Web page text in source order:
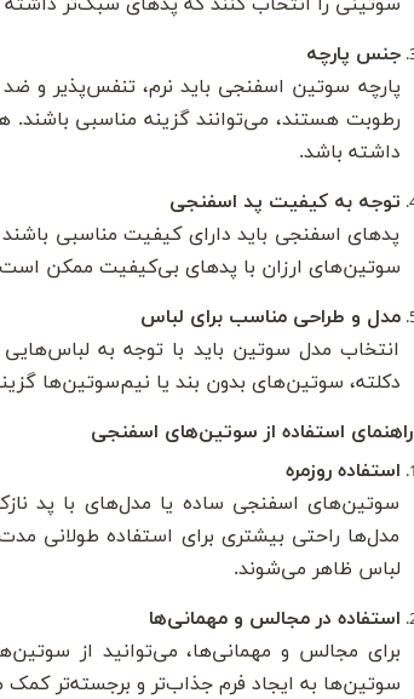
جنس پارچه
پارچه سوتین اسفنجی باید نرم، تنفس‌پذیر و
رطوبت هستند، می‌توانند گزینه مناسبی باشند.
داشته باشد.
توجه به کیفیت پد اسفنجی
پدهای اسفنجی باید دارای کیفیت مناسبی
سوتین‌های ارزان با پدهای بی‌کیفیت ممکن
مدل و طراحی مناسب برای لباس
انتخاب مدل سوتین باید با توجه به
دکلته، سوتین‌های بدون بند یا نیم‌سوتین‌ها
راهنمای استفاده از سوتین‌های اسفنجی
استفاده روزمره
سوتین‌های اسفنجی ساده یا مدل‌های با پد
مدل‌ها راحتی بیشتری برای استفاده طولانی
لباس ظاهر می‌شوند.
استفاده در مجالس و مهمانی‌ها
برای مجالس و مهمانی‌ها، می‌توانید از
سوتین‌ها به ایجاد فرم جذاب‌تر و برجسته‌تر